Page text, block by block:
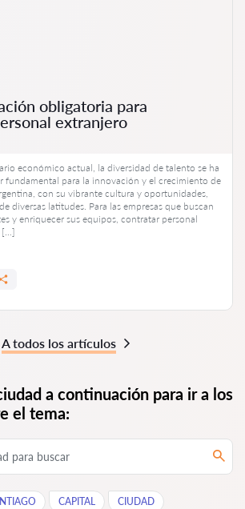
obligatoria para
extranjero
económico actual, la diversidad de talento se ha
fundamental para la innovación y el crecimiento de
con su vibrante cultura y oportunidades,
diversas latitudes. Para las empresas que buscan
y enriquecer sus equipos, contratar personal
[…]
A todos los artículos
a continuación para ir a los
el tema:
CAPITAL CIUDAD